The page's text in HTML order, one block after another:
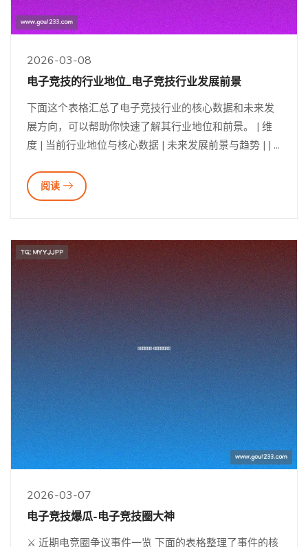
2026-03-08
电子竞技的行业地位_电子竞技行业发展前景
下面这个表格汇总了电子竞技行业的核心数据和未来发
展方向，可以帮助你快速了解其行业地位和前景。 | 维
度 | 当前行业地位与核心数据 | 未来发展前景与趋势 | | ...
阅读
2026-03-07
电子竞技爆瓜-电子竞技圈大神
⚔️ 近期电竞圈争议事件一览 下面的表格整理了事件的核